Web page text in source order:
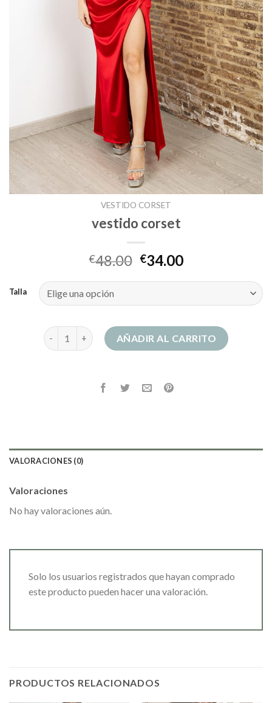
VESTIDO CORSET
vestido corset
€48.00 €34.00
Talla
vestido corset cantidadAÑADIR AL CARRITO
VALORACIONES (0)
Valoraciones
No hay valoraciones aún.
Solo los usuarios registrados que hayan comprado
este producto pueden hacer una valoración.
PRODUCTOS RELACIONADOS